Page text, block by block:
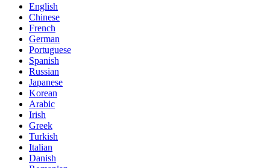
English
Chinese
French
German
Portuguese
Spanish
Russian
Japanese
Korean
Arabic
Irish
Greek
Turkish
Italian
Danish